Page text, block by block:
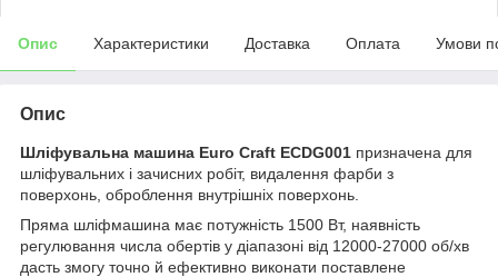
Опис Характеристики Доставка Оплата Умови
Опис
Шліфувальна машина Euro Craft ECDG001 призначена для
шліфувальних і зачисних робіт, видалення фарби з
поверхонь, оброблення внутрішніх поверхонь.
Пряма шліфмашина має потужність 1500 Вт, наявність
регулювання числа обертів у діапазоні від 12000-27000 об/хв
дасть змогу точно й ефективно виконати поставлене